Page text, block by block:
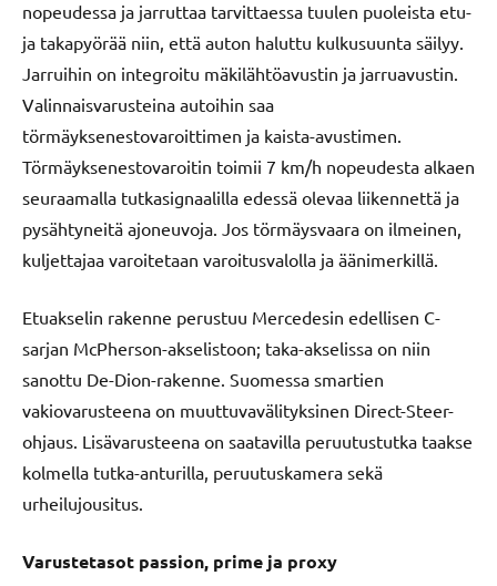
nopeudessa ja jarruttaa tarvittaessa tuulen puoleista etu-
ja takapyörää niin, että auton haluttu kulkusuunta säilyy.
Jarruihin on integroitu mäkilähtöavustin ja jarruavustin.
Valinnaisvarusteina autoihin saa
törmäyksenestovaroittimen ja kaista-avustimen.
Törmäyksenestovaroitin toimii 7 km/h nopeudesta alkaen
seuraamalla tutkasignaalilla edessä olevaa liikennettä ja
pysähtyneitä ajoneuvoja. Jos törmäysvaara on ilmeinen,
kuljettajaa varoitetaan varoitusvalolla ja äänimerkillä.
Etuakselin rakenne perustuu Mercedesin edellisen C-
sarjan McPherson-akselistoon; taka-akselissa on niin
sanottu De-Dion-rakenne. Suomessa smartien
vakiovarusteena on muuttuvavälityksinen Direct-Steer-
ohjaus. Lisävarusteena on saatavilla peruutustutka taakse
kolmella tutka-anturilla, peruutuskamera sekä
urheilujousitus.
Varustetasot passion, prime ja proxy